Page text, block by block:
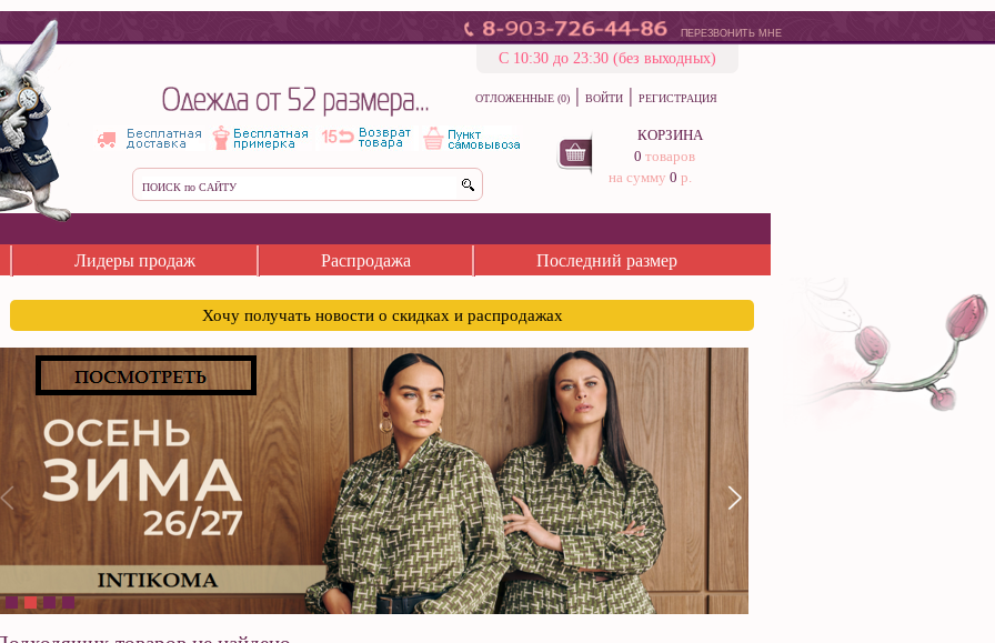
ПЕРЕЗВОНИТЬ МНЕ
С 10:30 до 23:30 (без выходных)
ОТЛОЖЕННЫЕ (0) | ВОЙТИ | РЕГИСТРАЦИЯ
КОРЗИНА
0 товаров
на сумму 0 р.
Лидеры продаж Распродажа Последний размер
Хочу получать новости о скидках и распродажах